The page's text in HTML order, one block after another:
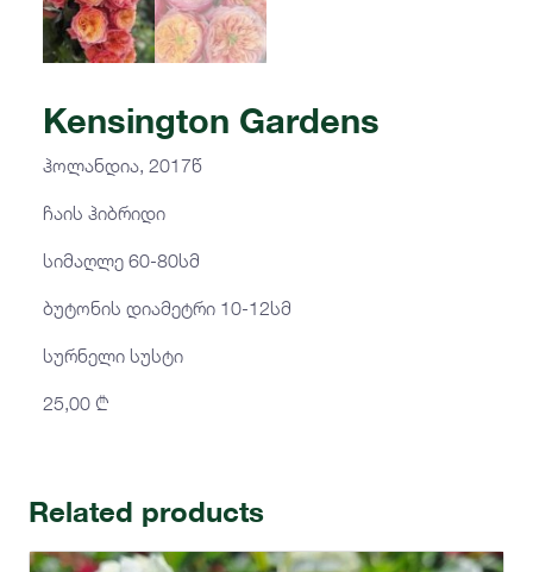
Kensington Gardens
ჰოლანდია, 2017წ
ჩაის ჰიბრიდი
სიმაღლე 60-80სმ
ბუტონის დიამეტრი 10-12სმ
სურნელი სუსტი
25,00 ₾
Related products